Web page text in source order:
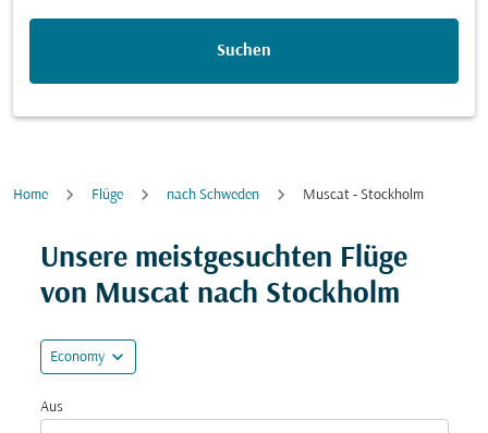
Suchen
Home Flüge nach Schweden Muscat - Stockholm
Unsere meistgesuchten Flüge
von Muscat nach Stockholm
Economy expand_more
Aus
Versuchen Sie, Ihre Route (Ursprung und/oder Ziel)